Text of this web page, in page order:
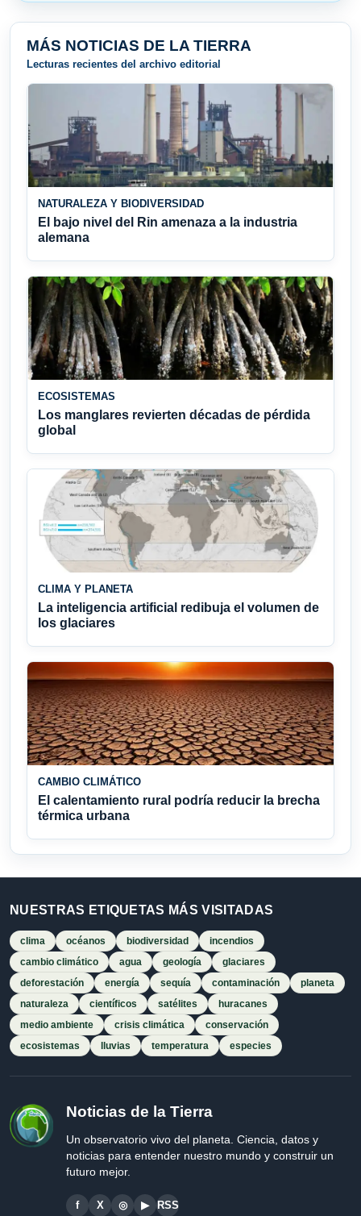
MÁS NOTICIAS DE LA TIERRA
Lecturas recientes del archivo editorial
NATURALEZA Y BIODIVERSIDAD
El bajo nivel del Rin amenaza a la industria
alemana
ECOSISTEMAS
Los manglares revierten décadas de pérdida
global
CLIMA Y PLANETA
La inteligencia artificial redibuja el volumen de
los glaciares
CAMBIO CLIMÁTICO
El calentamiento rural podría reducir la brecha
térmica urbana
NUESTRAS ETIQUETAS MÁS VISITADAS
clima océanos biodiversidad
incendios
cambio climático
agua geología
glaciares
deforestación
energía sequía contaminación
planeta
naturaleza
científicos satélites
huracanes
medio ambiente
crisis climática
conservación
ecosistemas
lluvias temperatura especies
Noticias de la Tierra
Un observatorio vivo del planeta. Ciencia, datos y
noticias para entender nuestro mundo y construir un
futuro mejor.
f X ◎ ▶ RSS